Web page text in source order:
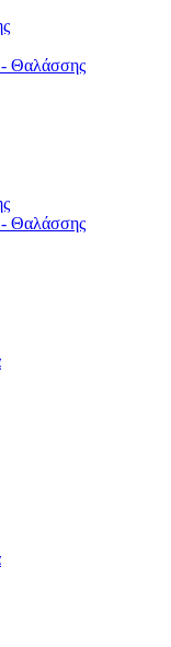
- Θαλάσσης
- Θαλάσσης